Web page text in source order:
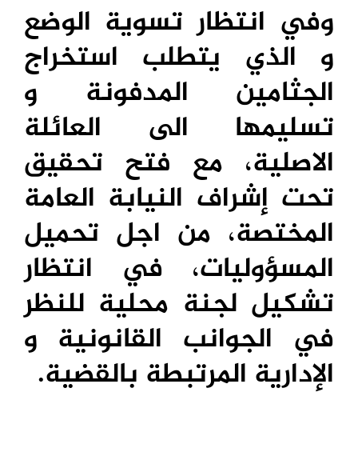
وفي انتظار تسوية الوضع
و الذي يتطلب استخراج
الجثامين المدفونة و
تسليمها الى العائلة
الاصلية، مع فتح تحقيق
تحت إشراف النيابة العامة
المختصة، من اجل تحميل
المسؤوليات، في انتظار
تشكيل لجنة محلية للنظر
في الجوانب القانونية و
الإدارية المرتبطة بالقضية.